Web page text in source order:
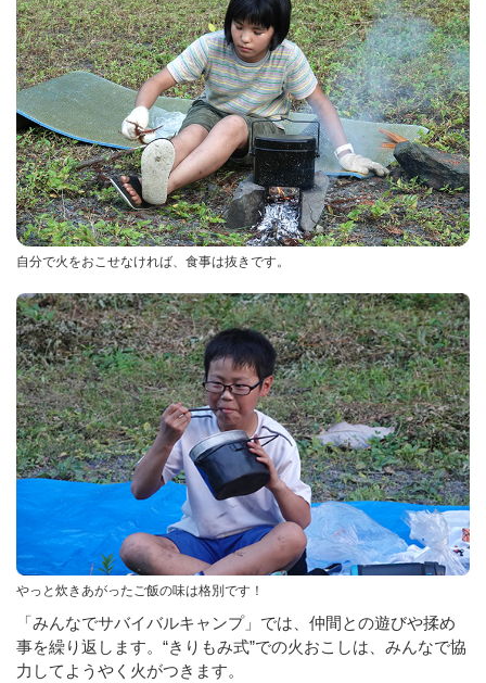
自分で火をおこせなければ、食事は抜きです。
やっと炊きあがったご飯の味は格別です！
「みんなでサバイバルキャンプ」では、仲間との遊びや揉め
事を繰り返します。“きりもみ式”での火おこしは、みんなで協
力してようやく火がつきます。